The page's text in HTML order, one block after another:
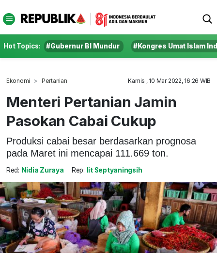
Hot Topics: #Gubernur BI Mundur #Kongres Umat Islam
Ekonomi Pertanian Kamis , 10 Mar 2022, 16:26 WIB
Menteri Pertanian Jamin
Pasokan Cabai Cukup
Produksi cabai besar berdasarkan prognosa
pada Maret ini mencapai 111.669 ton.
Red: Nidia Zuraya Rep: Iit Septyaningsih